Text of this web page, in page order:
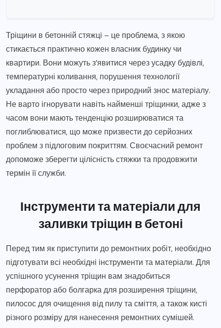
Тріщини в бетонній стяжці – це проблема, з якою
стикається практично кожен власник будинку чи
квартири. Вони можуть з’явитися через усадку будівлі,
температурні коливання, порушення технології
укладання або просто через природний знос матеріалу.
Не варто ігнорувати навіть найменші тріщинки, адже з
часом вони мають тенденцію розширюватися та
поглиблюватися, що може призвести до серйозних
проблем з підлоговим покриттям. Своєчасний ремонт
допоможе зберегти цілісність стяжки та продовжити
термін її служби.
Інструменти та матеріали для
заливки тріщин в бетоні
Перед тим як приступити до ремонтних робіт, необхідно
підготувати всі необхідні інструменти та матеріали. Для
успішного усунення тріщин вам знадобиться
перфоратор або болгарка для розширення тріщини,
пилосос для очищення від пилу та сміття, а також кисті
різного розміру для нанесення ремонтних сумішей.